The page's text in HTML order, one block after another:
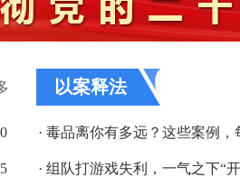
以案释法
· 毒品离你有多远？这些案例，
· 组队打游戏失利，一气之下“